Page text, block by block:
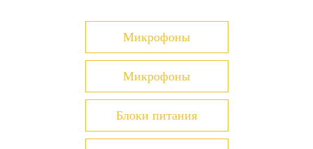
Кнопка вызова: Механическая
Накладной
Доставка Почтой России
Более детально со способами доставки можно
ознакомитьсяздесь
СПОСОБЫ ОПЛАТЫ
Оплата наличными при получении товара
на складе
Микрофоны
Микрофоны
Блоки питания